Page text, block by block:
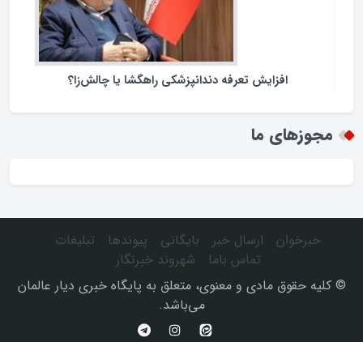
افزایش تعرفه دندانپزشکی راهگشا یا چالش‌زا؟
ما
ارسال خبر بایگانی پیوندها
تبلیغات
تماس باما
شهروند خبرنگار
حقوق مادی و معنوی، متعلق به پایگاه خبری دیار عالمان